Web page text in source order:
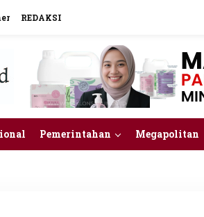
REDAKSI
Pemerintahan Megapolitan